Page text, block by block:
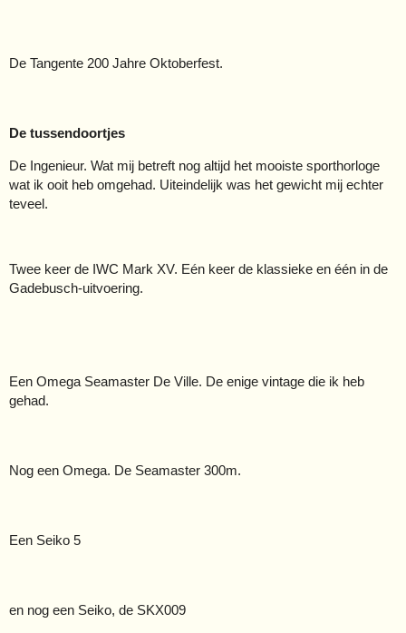
De Tangente 200 Jahre Oktoberfest.
De tussendoortjes
De Ingenieur. Wat mij betreft nog altijd het mooiste sporthorloge
wat ik ooit heb omgehad. Uiteindelijk was het gewicht mij echter
teveel.
Twee keer de IWC Mark XV. Eén keer de klassieke en één in de
Gadebusch-uitvoering.
Een Omega Seamaster De Ville. De enige vintage die ik heb
gehad.
Nog een Omega. De Seamaster 300m.
Een Seiko 5
en nog een Seiko, de SKX009